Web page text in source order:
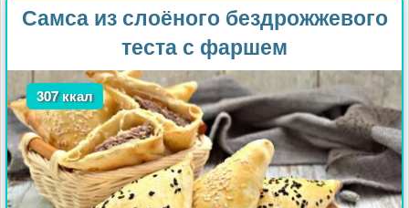
Самса из слоёного бездрожжевого
теста с фаршем
307 ккал